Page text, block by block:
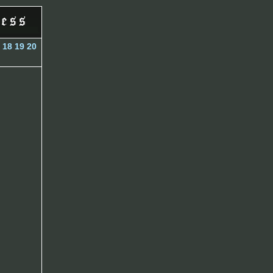
18 19 20